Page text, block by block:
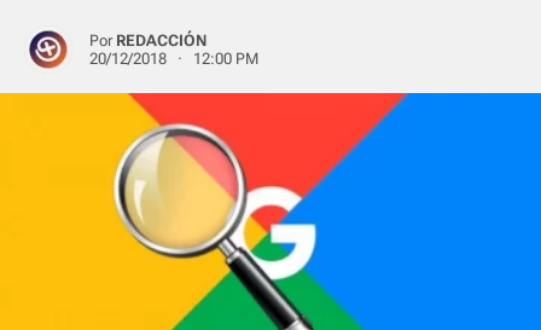
Por REDACCIÓN
20/12/2018 · 12:00 PM